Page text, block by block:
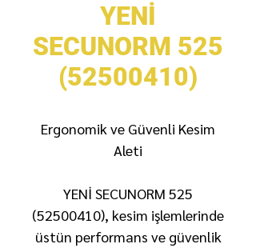
YENİ
SECUNORM 525
(52500410)
Ergonomik ve Güvenli Kesim
Aleti
YENİ SECUNORM 525
(52500410), kesim işlemlerinde
üstün performans ve güvenlik